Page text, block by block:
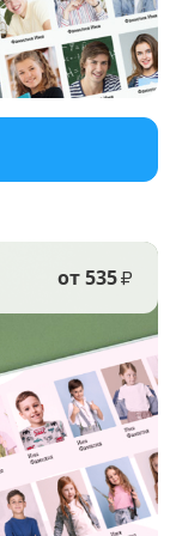
от 535₽